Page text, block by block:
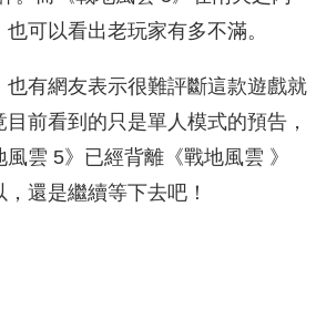
可以看出老玩家有多不滿。
有網友表示很難評斷這款遊戲就
前看到的只是單人模式的預告，
雲 5》已經背離《戰地風雲 》
還是繼續等下去吧！